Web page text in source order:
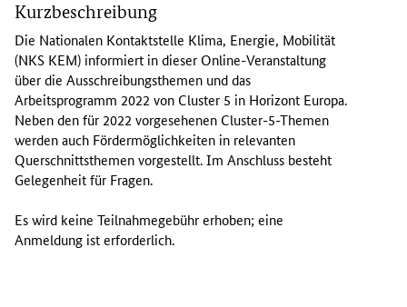
e
N
a
t
i
o
n
a
l
n
K
Kurzbeschreibung
Die Nationalen Kontaktstelle Klima, Energie, Mobilität
(NKS KEM) informiert in dieser Online-Veranstaltung
über die Ausschreibungsthemen und das
Arbeitsprogramm 2022 von Cluster 5 in Horizont Europa.
Neben den für 2022 vorgesehenen Cluster-5-Themen
werden auch Fördermöglichkeiten in relevanten
Querschnittsthemen vorgestellt. Im Anschluss besteht
Gelegenheit für Fragen.
Es wird keine Teilnahmegebühr erhoben; eine
Anmeldung ist erforderlich.